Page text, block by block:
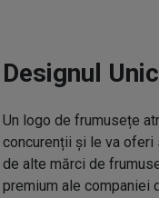
Designul
Un logo de frumusețe
concurenții și le va oferi
de alte mărci de
premium ale companiei